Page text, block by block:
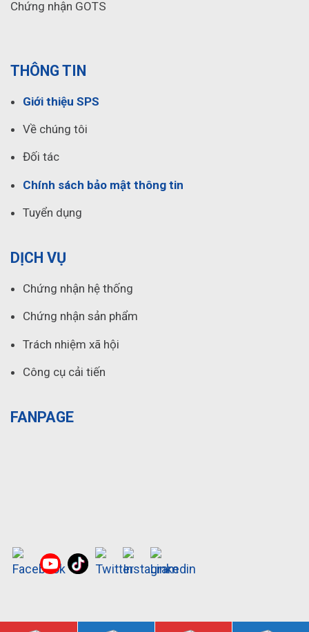
Chứng nhận GOTS
THÔNG TIN
Giới thiệu SPS
Về chúng tôi
Đối tác
Chính sách bảo mật thông tin
Tuyển dụng
DỊCH VỤ
Chứng nhận hệ thống
Chứng nhận sản phẩm
Trách nhiệm xã hội
Công cụ cải tiến
FANPAGE